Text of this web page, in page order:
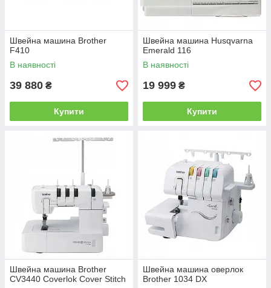
Швейна машина Brother
F410
В наявності
39 880 ₴
Купити
Швейна машина Husqvarna
Emerald 116
В наявності
19 999 ₴
Купити
Швейна машина Brother
CV3440 Coverlok Cover Stitch
Швейна машина оверлок
Brother 1034 DX